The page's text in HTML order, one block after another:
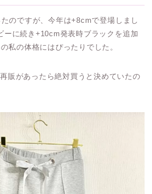
のですが、今年は+8cmで登場しまし
ーに続き+10cm発表時ブラックを追加
私の体格にはぴったりでした。
販があったら絶対買うと決めていたの